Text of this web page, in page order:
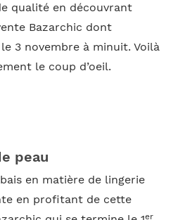
qualité en découvrant
Bazarchic dont
3 novembre à minuit. Voilà
le coup d’oeil.
peau
en matière de lingerie
en profitant de cette
er